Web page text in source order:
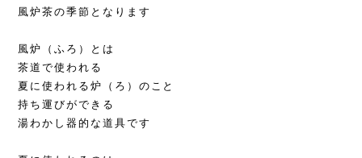
風炉茶の季節となります
風炉（ふろ）とは
茶道で使われる
夏に使われる炉（ろ）のこと
持ち運びができる
湯わかし器的な道具です